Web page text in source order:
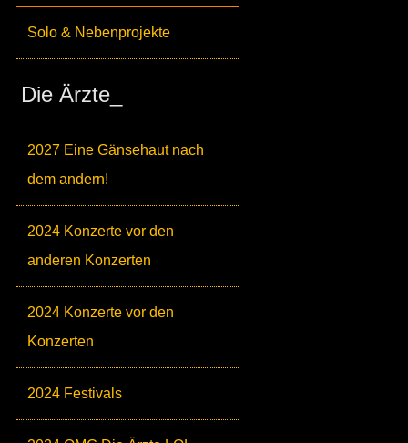
Solo & Nebenprojekte
Die Ärzte_
2027 Eine Gänsehaut nach
dem andern!
2024 Konzerte vor den
anderen Konzerten
2024 Konzerte vor den
Konzerten
2024 Festivals